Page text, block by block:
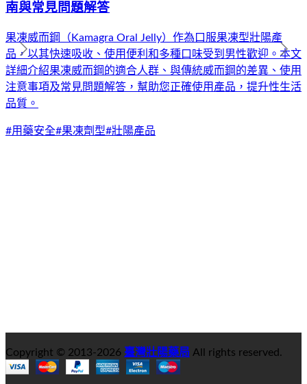
南與常見問題解答
果凍威而鋼（Kamagra Oral Jelly）作為口服果凍型壯陽產
品，以其快速吸收、使用便利和多種口味受到男性歡迎。本文
詳細介紹果凍威而鋼的適合人群、與傳統威而鋼的差異、使用
注意事項及常見問題解答，幫助您正確使用產品，提升性生活
品質。
#用藥安全#果凍劑型#壯陽產品
Copyright © 2013-2026 臺灣壯陽藥局 All rights reserved.